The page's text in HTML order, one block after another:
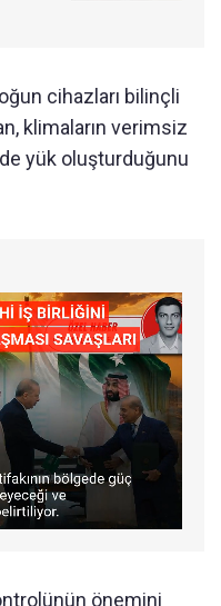
cihazları bilinçli
klimaların verimsiz
yük oluşturduğunu
önemini